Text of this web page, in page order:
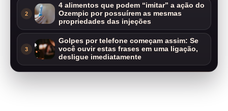
2
4 alimentos que podem “imitar” a ação do
Ozempic por possuírem as mesmas
propriedades das injeções
3
Golpes por telefone começam assim: Se
você ouvir estas frases em uma ligação,
desligue imediatamente